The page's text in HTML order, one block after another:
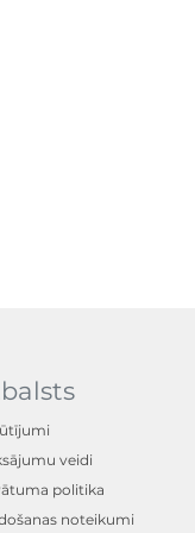
veidi
politika
noteikumi